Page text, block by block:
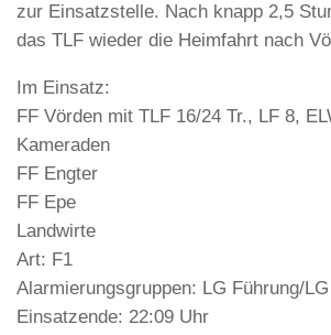
zur Einsatzstelle. Nach knapp 2,5
das TLF wieder die Heimfahrt nach
Im Einsatz:
FF Vörden mit TLF 16/24 Tr., LF 8,
Kameraden
FF Engter
FF Epe
Landwirte
Art: F1
Alarmierungsgruppen: LG Führung/
Einsatzende: 22:09 Uhr